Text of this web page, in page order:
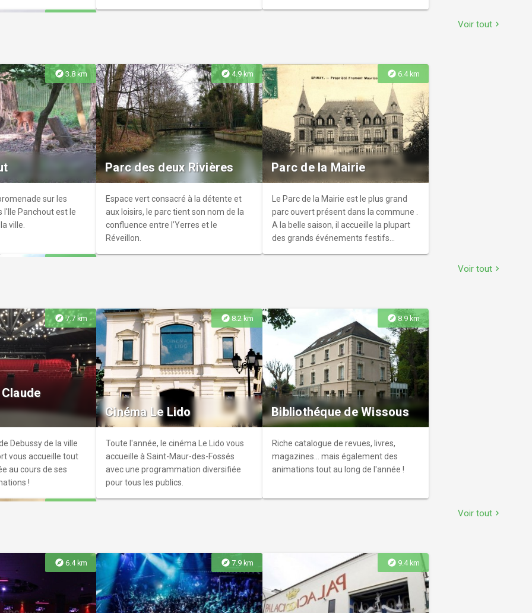
consacré à
et plus
l'aile Delta et à l'un
Monsieur Nicolas
Voir tout chevron_right
explore 3.8 km
sur les
l'Ile Panchout est le
ville.
explore 4.9 km
Parc des deux Rivières
Espace vert consacré à la détente et
aux loisirs, le parc tient son nom de la
confluence entre l’Yerres et le
Réveillon.
explore 6.4 km
Parc de la Mairie
Le Parc de la Mairie est le plus grand
parc ouvert présent dans la commune .
A la belle saison, il accueille la plupart
des grands événements festifs
préservé des
sur une centaine
un espace
un mail planté et un
44 jardins
34 hectares
des balades
Voir tout chevron_right
explore 7.7 km
Debussy de la ville
vous accueille tout
au cours de ses
!
explore 8.2 km
Cinéma Le Lido
Toute l'année, le cinéma Le Lido vous
accueille à Saint-Maur-des-Fossés
avec une programmation diversifiée
pour tous les publics.
explore 8.9 km
Bibliothéque de Wissous
Riche catalogue de revues, livres,
magazines… mais également des
animations tout au long de l'année !
Municipale
Voir tout chevron_right
explore 6.4 km explore 7.9 km explore 9.4 km